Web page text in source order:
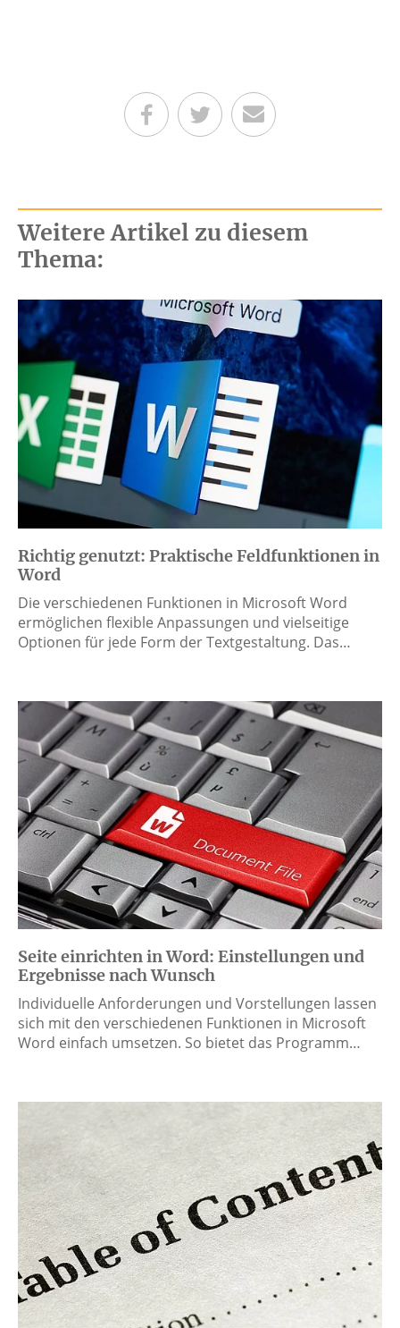
Teilen auf Facebook
Teilen auf Twitter
Per E-Mail senden
Weitere Artikel zu diesem
Thema:
Richtig genutzt: Praktische Feldfunktionen in
Word
Die verschiedenen Funktionen in Microsoft Word
ermöglichen flexible Anpassungen und vielseitige
Optionen für jede Form der Textgestaltung. Das…
Seite einrichten in Word: Einstellungen und
Ergebnisse nach Wunsch
Individuelle Anforderungen und Vorstellungen lassen
sich mit den verschiedenen Funktionen in Microsoft
Word einfach umsetzen. So bietet das Programm…